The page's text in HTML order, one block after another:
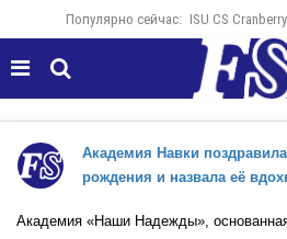
Популярно сейчас: ISU CS
 
Академия Навки
рождения и назвала её
Академия «Наши Надежды»,